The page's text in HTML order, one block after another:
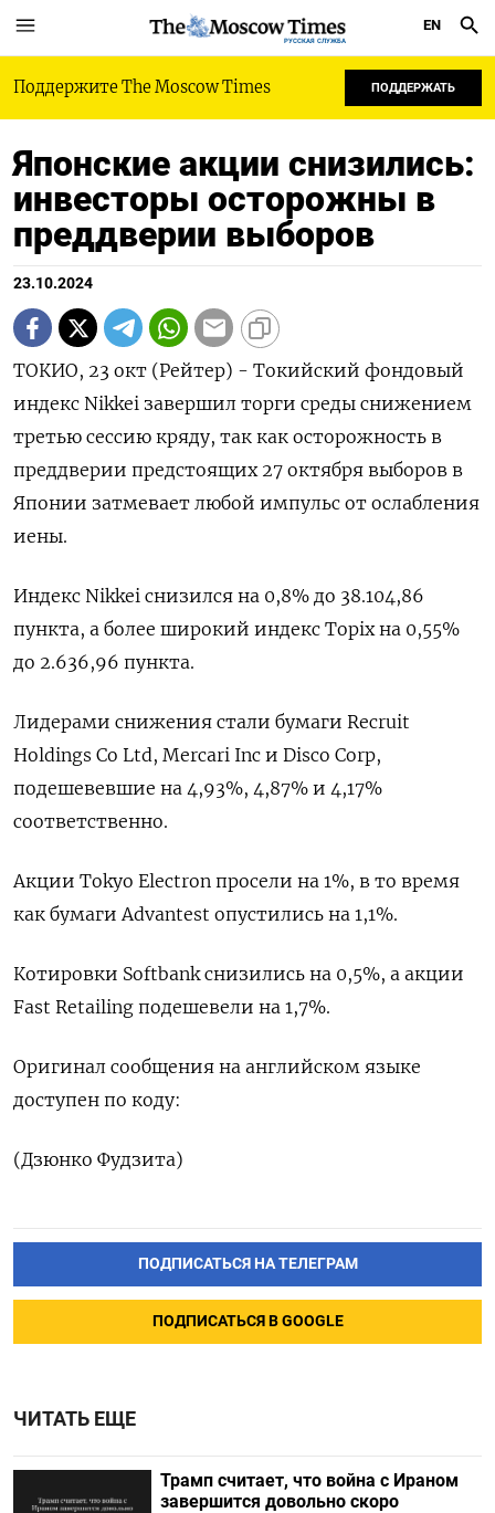
РУССКАЯ СЛУЖБА
EN
Поддержите The Moscow Times ПОДДЕРЖАТЬ
Японские акции снизились:
инвесторы осторожны в
преддверии выборов
23.10.2024
ТОКИО, 23 окт (Рейтер) - Токийский фондовый
индекс Nikkei завершил торги среды снижением
третью сессию кряду, так как осторожность в
преддверии предстоящих 27 октября выборов в
Японии затмевает любой импульс от ослабления
иены.
Индекс Nikkei снизился на 0,8% до 38.104,86
пункта, а более широкий индекс Topix на 0,55%
до 2.636,96 пункта.
Лидерами снижения стали бумаги Recruit
Holdings Co Ltd, Mercari Inc и Disco Corp,
подешевевшие на 4,93​%, 4,87% и 4,17%
соответственно.
Акции Tokyo Electron просели на 1%, в то время
как бумаги Advantest опустились на 1,1%.
Котировки Softbank снизились на 0,5%, а акции
Fast Retailing подешевели на 1,7%.​
Оригинал сообщения на английском языке
доступен по коду:
(Дзюнко Фудзита)
ПОДПИСАТЬСЯ НА ТЕЛЕГРАМ
ПОДПИСАТЬСЯ В GOOGLE
ЧИТАТЬ ЕЩЕ
Трамп считает, что война с Ираном
завершится довольно скоро